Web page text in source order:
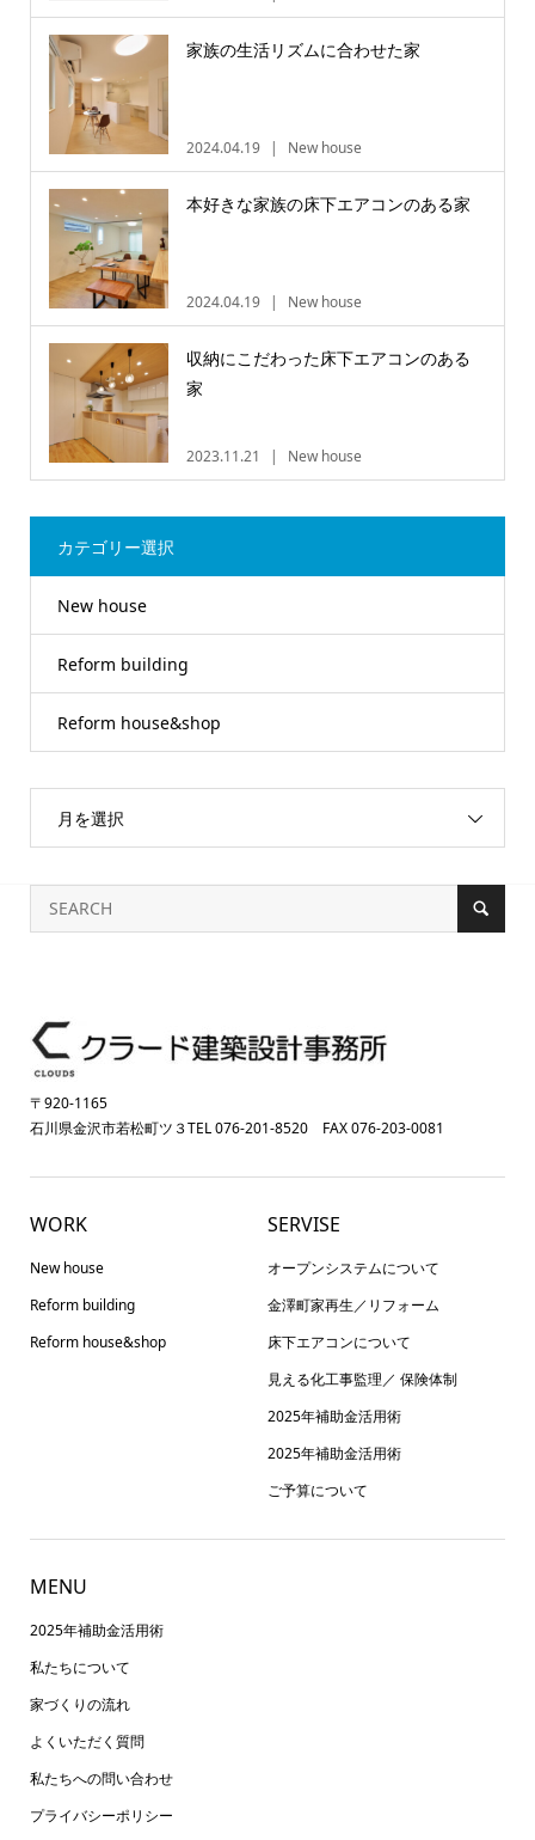
家族の生活リズムに合わせた家
2024.04.19 New house
本好きな家族の床下エアコンのある家
2024.04.19 New house
収納にこだわった床下エアコンのある
家
2023.11.21 New house
カテゴリー選択
New house
Reform building
Reform house&shop
月を選択
〒920-1165
石川県金沢市若松町ツ３TEL 076-201-8520 FAX 076-203-0081
WORK
New house
Reform building
Reform house&shop
SERVISE
オープンシステムについて
金澤町家再生／リフォーム
床下エアコンについて
見える化工事監理／ 保険体制
2025年補助金活用術
2025年補助金活用術
ご予算について
MENU
2025年補助金活用術
私たちについて
家づくりの流れ
よくいただく質問
私たちへの問い合わせ
プライバシーポリシー